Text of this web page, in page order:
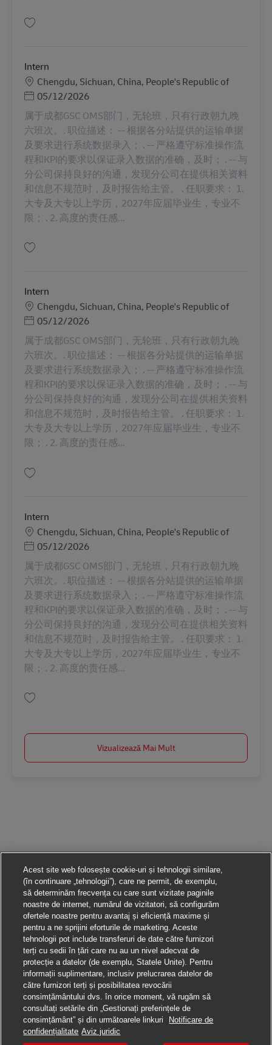
Aplică pentru această poziție
Intern
Locație
Chengdu, Sichuan, China, People's Republic of
Posted Date
05/12/2026
属于成都GSC OMS部门，无轮班，只有行政朝九晚
六班次。. 职位描述： -- 根据各分站提供的运输单据
及要求进行系统数据录入； . -- 严格遵守标准操作流
程和KPI的要求以保证录入数据的准确，及时； . -- 与
分公司保持良好的沟通，发现分公司在提供相关资料
和信息不规范时，及时报告给主管。 . 任职要求： 1.
大专及大专以上学历，2027年应届毕业生，专业不
限； . 2. 高度的责任感...
Intern
Locație
Chengdu, Sichuan, China, People's Republic of
Posted Date
05/12/2026
属于成都GSC OMS部门，无轮班，只有行政朝九晚
六班次。. 职位描述： -- 根据各分站提供的运输单据
及要求进行系统数据录入； . -- 严格遵守标准操作流
程和KPI的要求以保证录入数据的准确，及时； . -- 与
分公司保持良好的沟通，发现分公司在提供相关资料
和信息不规范时，及时报告给主管。 . 任职要求： 1.
大专及大专以上学历，2027年应届毕业生，专业不
限； . 2. 高度的责任感...
Intern
Locație
Chengdu, Sichuan, China, People's Republic of
Posted Date
05/12/2026
属于成都GSC OMS部门，无轮班，只有行政朝九晚
六班次。. 职位描述： -- 根据各分站提供的运输单据
及要求进行系统数据录入； . -- 严格遵守标准操作流
程和KPI的要求以保证录入数据的准确，及时； . -- 与
分公司保持良好的沟通，发现分公司在提供相关资料
和信息不规范时，及时报告给主管。 . 任职要求： 1.
大专及大专以上学历，2027年应届毕业生，专业不
限； . 2. 高度的责任感...
Vizualizează Mai Mult
Acest site web folosește cookie-uri și tehnologii similare,
(în continuare „tehnologii”), care ne permit, de exemplu,
să determinăm frecvența cu care sunt vizitate paginile
noastre de internet, numărul de vizitatori, să configurăm
ofertele noastre pentru avantaj și eficiență maxime și
pentru a ne sprijini eforturile de marketing. Aceste
tehnologii pot include transferuri de date către furnizori
terți cu sedii în țări care nu au un nivel adecvat de
protecție a datelor (de exemplu, Statele Unite). Pentru
informații suplimentare, inclusiv prelucrarea datelor de
către furnizori terți și posibilitatea revocării
consimțământului dvs. în orice moment, vă rugăm să
consultați setările din „Gestionați preferințele de
consimțământ” și din următoarele linkuri
Notificare de
confidențialitate Aviz juridic